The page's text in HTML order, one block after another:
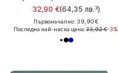
32,90 €(64,35 лв.³)
Първоначално: 39,90 €
Последна най-ниска цена:33,92 €-3%